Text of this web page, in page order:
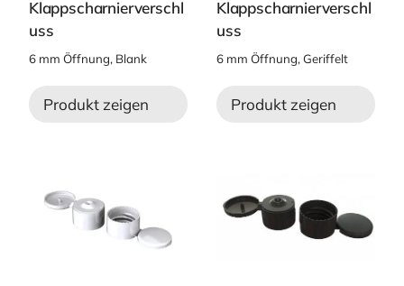
Klappscharnierverschl
uss
6 mm Öffnung, Blank
Produkt zeigen
Klappscharnierverschl
uss
6 mm Öffnung, Geriffelt
Produkt zeigen